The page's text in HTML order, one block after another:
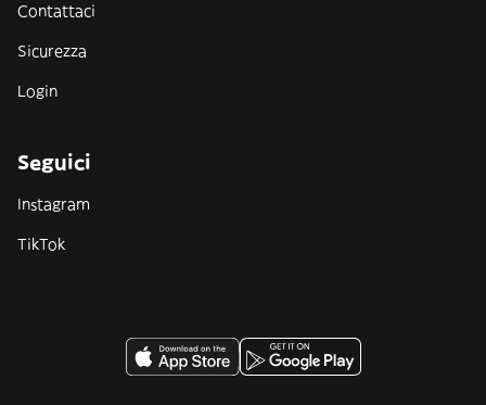
Contattaci
Sicurezza
Login
Seguici
Instagram
TikTok